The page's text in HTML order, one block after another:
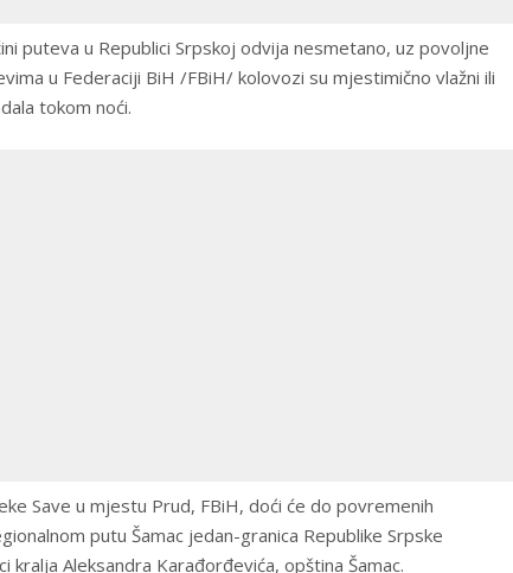
puteva u Republici Srpskoj odvija nesmetano, uz povoljne
u Federaciji BiH /FBiH/ kolovozi su mjestimično vlažni ili
tokom noći.
Save u mjestu Prud, FBiH, doći će do povremenih
putu Šamac jedan-granica Republike Srpske
kralja Aleksandra Karađorđevića, opština Šamac.